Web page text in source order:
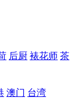
后厨 裱花师 茶
澳门 台湾